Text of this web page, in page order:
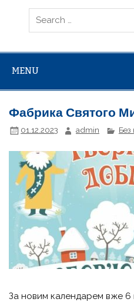
MENU
Фабрика Святого
01.12.2023 admin Без
За новим календарем вже 6